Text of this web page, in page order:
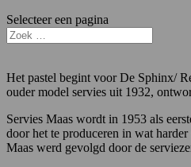
Selecteer een pagina
Het pastel begint voor De Sphinx/
ouder model servies uit 1932,
Servies Maas wordt in 1953 als
door het te produceren in wat
Maas werd gevolgd door de